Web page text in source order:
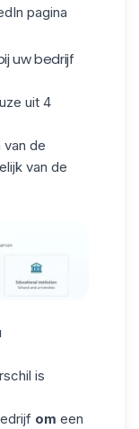
pagina
uw bedrijf
uit 4
de
van de
is
om een